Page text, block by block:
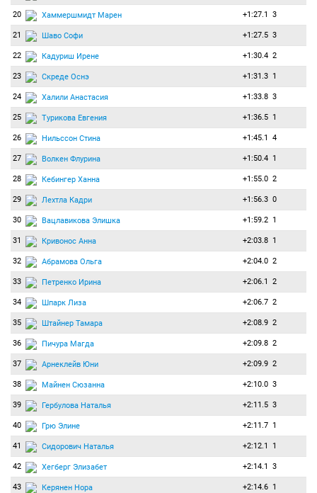
20 Хаммершмидт Марен +1:27.1 3
21 Шаво Софи +1:27.5 3
22 Кадуриш Ирене +1:30.4 2
23 Скреде Оснэ +1:31.3 1
24 Халили Анастасия +1:33.8 3
25 Турикова Евгения +1:36.5 1
26 Нильссон Стина +1:45.1 4
27 Волкен Флурина +1:50.4 1
28 Кебингер Ханна +1:55.0 2
29 Лехтла Кадри +1:56.3 0
30 Вацлавикова Элишка +1:59.2 1
31 Кривонос Анна +2:03.8 1
32 Абрамова Ольга +2:04.0 2
33 Петренко Ирина +2:06.1 2
34 Шпарк Лиза +2:06.7 2
35 Штайнер Тамара +2:08.9 2
36 Пичура Магда +2:09.8 2
37 Арнеклейв Юни +2:09.9 2
38 Майнен Сюзанна +2:10.0 3
39 Гербулова Наталья +2:11.5 3
40 Грю Элине +2:11.7 1
41 Сидорович Наталья +2:12.1 1
42 Хегберг Элизабет +2:14.1 3
43 Керянен Нора +2:14.6 1